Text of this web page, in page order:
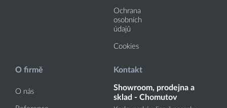
Ochrana
osobních
údajů
Cookies
O firmě
O nás
Kontakt
Showroom, prodejna a
sklad - Chomutov